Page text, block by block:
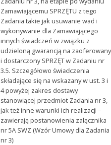
Zamawiającemu SPRZĘTU z tego
Zadania takie jak usuwanie wad i
wykonywanie dla Zamawiającego
innych świadczeń w związku z
udzieloną gwarancją na zaoferowany
i dostarczony SPRZĘT w Zadaniu nr
3.5. Szczegółowo świadczenia
składające się na wskazany w ust. 3 i
4 powyżej zakres dostawy
stanowiącej przedmiot Zadania nr 3,
jak też inne warunki ich realizacji –
zawierają postanowienia załącznika
nr 5A SWZ (Wzór Umowy dla Zadania
nr 3)